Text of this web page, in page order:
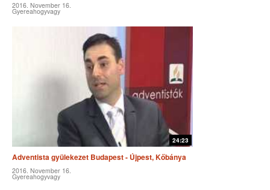
2016. November 16.
Gyereahogyvagy
24:23
Adventista gyülekezet Budapest - Újpest, Kőbánya
2016. November 16.
Gyereahogyvagy